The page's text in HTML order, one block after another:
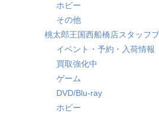
ホビー
その他
桃太郎王国西船橋店スタッフ
イベント・予約・入荷情報
買取強化中
ゲーム
DVD/Blu-ray
ホビー